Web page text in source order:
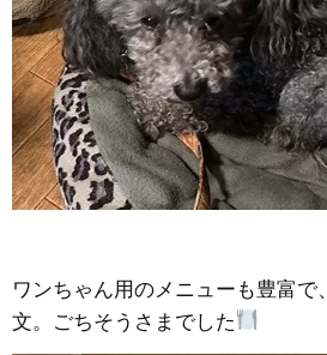
ワンちゃん用のメニューも豊富で
文。ごちそうさまでした